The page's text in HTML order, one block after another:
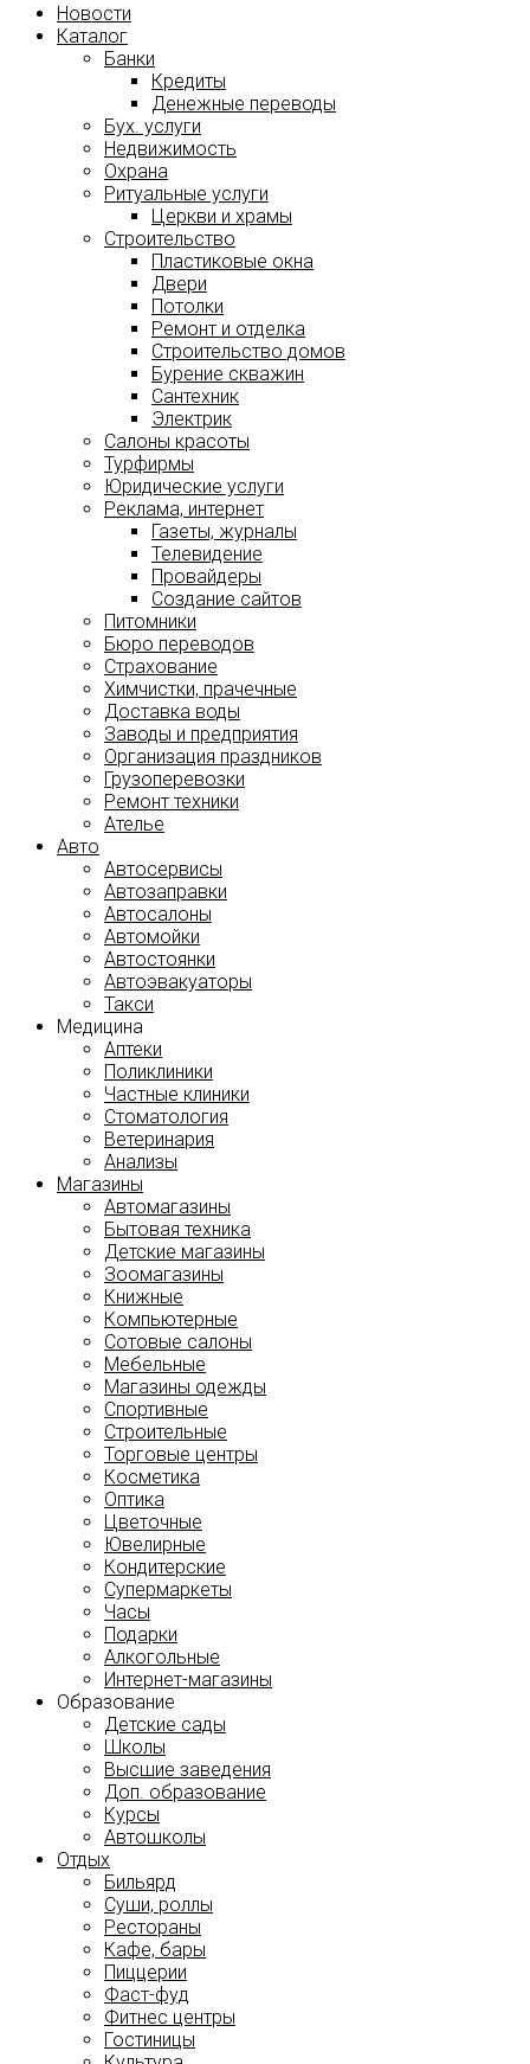
Новости
Каталог
Банки
Кредиты
Денежные переводы
Бух. услуги
Недвижимость
Охрана
Ритуальные услуги
Церкви и храмы
Строительство
Пластиковые окна
Двери
Потолки
Ремонт и отделка
Строительство домов
Бурение скважин
Сантехник
Электрик
Салоны красоты
Турфирмы
Юридические услуги
Реклама, интернет
Газеты, журналы
Телевидение
Провайдеры
Создание сайтов
Питомники
Бюро переводов
Страхование
Химчистки, прачечные
Доставка воды
Заводы и предприятия
Организация праздников
Грузоперевозки
Ремонт техники
Ателье
Авто
Автосервисы
Автозаправки
Автосалоны
Автомойки
Автостоянки
Автоэвакуаторы
Такси
Медицина
Аптеки
Поликлиники
Частные клиники
Стоматология
Ветеринария
Анализы
Магазины
Автомагазины
Бытовая техника
Детские магазины
Зоомагазины
Книжные
Компьютерные
Сотовые салоны
Мебельные
Магазины одежды
Спортивные
Строительные
Торговые центры
Косметика
Оптика
Цветочные
Ювелирные
Кондитерские
Супермаркеты
Часы
Подарки
Алкогольные
Интернет-магазины
Образование
Детские сады
Школы
Высшие заведения
Доп. образование
Курсы
Автошколы
Отдых
Бильярд
Суши, роллы
Рестораны
Кафе, бары
Пиццерии
Фаст-фуд
Фитнес центры
Гостиницы